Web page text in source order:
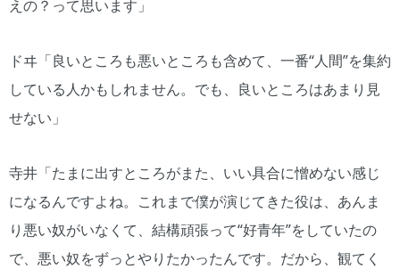
えの？って思います」
ドヰ「良いところも悪いところも含めて、一番“人間”を集約
している人かもしれません。でも、良いところはあまり見
せない」
寺井「たまに出すところがまた、いい具合に憎めない感じ
になるんですよね。これまで僕が演じてきた役は、あんま
り悪い奴がいなくて、結構頑張って“好青年”をしていたの
で、悪い奴をずっとやりたかったんです。だから、観てく